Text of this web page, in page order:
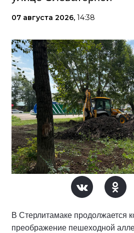
07 августа 2026, 14:38
В Стерлитамаке продолжается
преображение пешеходной